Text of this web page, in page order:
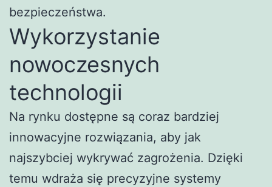
bezpieczeństwa.
Wykorzystanie
nowoczesnych
technologii
Na rynku dostępne są coraz bardziej
innowacyjne rozwiązania, aby jak
najszybciej wykrywać zagrożenia. Dzięki
temu wdraża się precyzyjne systemy